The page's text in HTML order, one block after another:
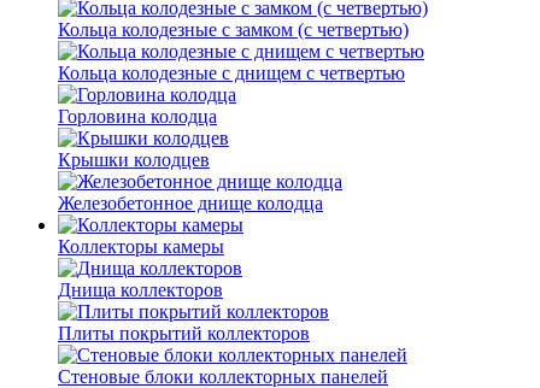
Кольца колодезные с замком (с четвертью)
Кольца колодезные с днищем с четвертью
Горловина колодца
Крышки колодцев
Железобетонное днище колодца
Коллекторы камеры
Днища коллекторов
Плиты покрытий коллекторов
Стеновые блоки коллекторных панелей